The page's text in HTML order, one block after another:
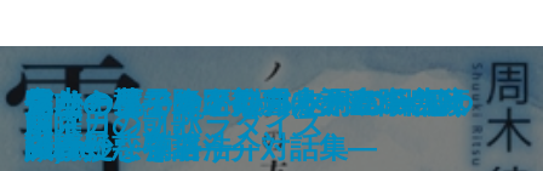
鍵のかかった部屋 5つの密室
変見自在 マッカーサーは慰安婦
がお好き
不連続殺人事件
山崎豊子読本
工場
十津川警部「吉備 古代の呪い」
食べる女―決定版―
軽薄
抱く女
永遠とは違う一日
雪山の檻―ノアの方舟調査隊の殺
人―
完本 しなやかな日本列島のつく
りかた―藻谷浩介対話集―
偽りの薬―降圧剤ディオバン臨床
試験疑惑を追う―
東京カジノパラダイス
ケーキ王子の名推理(スペシャリ
テ)3
マリー・アントワネットの日記
Rose
マリー・アントワネットの日記
Bleu
だから見るなといったのに―九つ
の奇妙な物語―
水曜日の凱歌
繭